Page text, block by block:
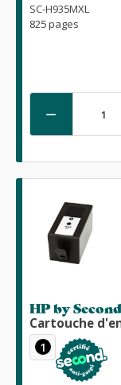
SC-H935MXL
825 pages

HP by Second
Cartouche
1